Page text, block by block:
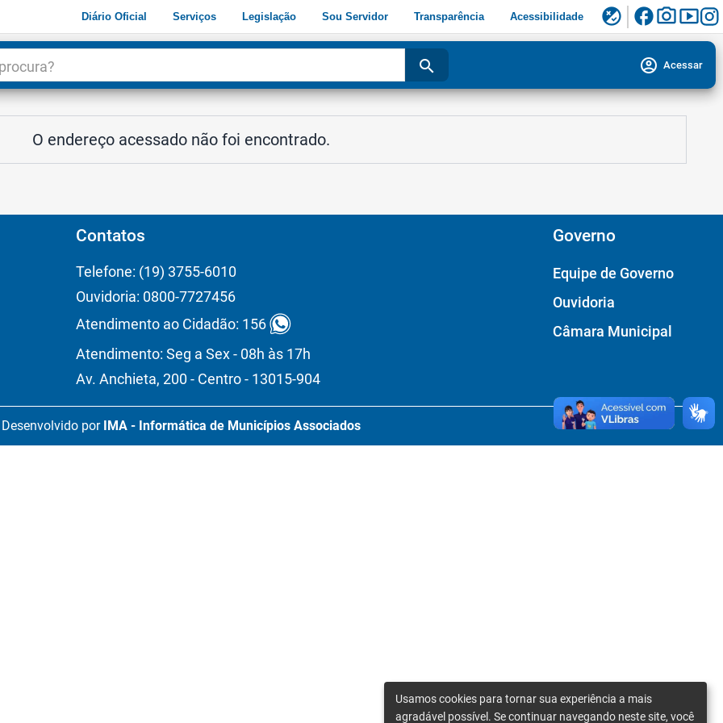
Diário Oficial Serviços Legislação Sou Servidor Transparência Acessibilidade flaky facebookphoto_camerasmart_display
search account_circle Acessar
O endereço acessado não foi encontrado.
Contatos
Telefone: (19) 3755-6010
Ouvidoria: 0800-7727456
Atendimento ao Cidadão: 156
Atendimento: Seg a Sex - 08h às 17h
Av. Anchieta, 200 - Centro - 13015-904
Governo
Equipe de Governo
Ouvidoria
Câmara Municipal
Desenvolvido por IMA - Informática de Municípios Associados
Usamos cookies para tornar sua experiência a mais
agradável possível. Se continuar navegando neste site, você